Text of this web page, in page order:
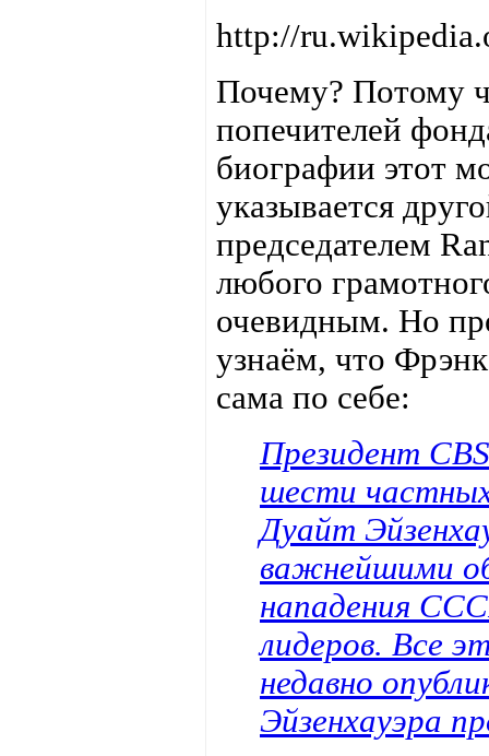
http://
Почему? Потому
попечителей
биографии этот
указывается
председателем
любого
очевидным. Но
узнаём, что
сама по себе:
Президент
шести
Дуайт
важнейшими
нападения
лидеров. Все
недавно
Эйзенхауэра